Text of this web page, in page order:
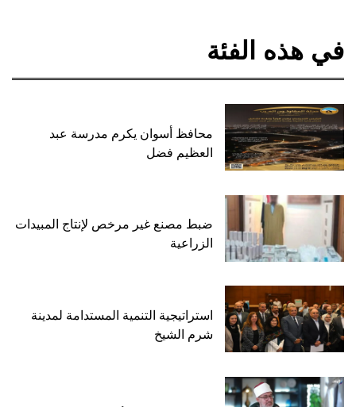
في هذه الفئة
محافظ أسوان يكرم مدرسة عبد
العظيم فضل
ضبط مصنع غير مرخص لإنتاج المبيدات
الزراعية
استراتيجية التنمية المستدامة لمدينة
شرم الشيخ